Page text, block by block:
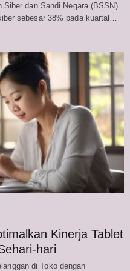
Siber dan Sandi Negara (BSSN)
sebesar 38% pada kuartal…
Kinerja Tablet
hari
di Toko dengan